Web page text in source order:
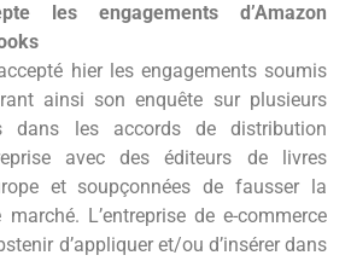
les engagements d’Amazon
hier les engagements soumis
ainsi son enquête sur plusieurs
dans les accords de distribution
avec des éditeurs de livres
et soupçonnées de fausser la
L’entreprise de e-commerce
d’appliquer et/ou d’insérer dans